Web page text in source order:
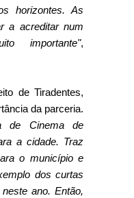
horizontes. As
a acreditar num
importante",
de Tiradentes,
da parceria.
de Cinema de
a cidade. Traz
o município e
dos curtas
ano. Então,